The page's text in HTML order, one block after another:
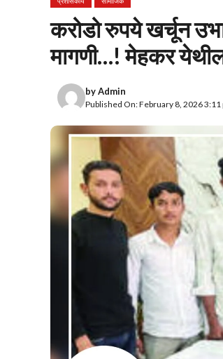
करोडो रुपये खर्चून
मागणी…! मेहकर येथील
byAdmin
Published On: February 8, 2026 3:11